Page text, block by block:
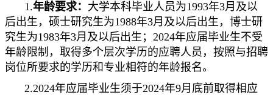
1.年龄要求： 大学本科毕业人员为1993年3月及以
后出生，硕士研究生为1988年3月及以后出生，博士研
究生为1983年3月及以后出生；2024年应届毕业生不受
年龄限制，取得多个层次学历的应聘人员，按照与招聘
岗位所要求的学历和专业相符的年龄报名。
2.2024年应届毕业生须于2024年9月底前取得相应